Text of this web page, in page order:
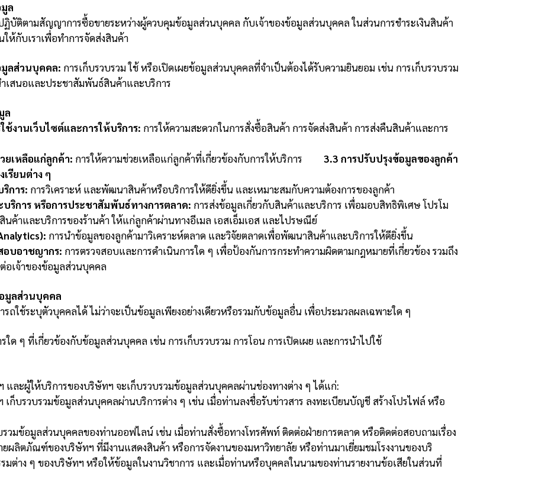
ล
ฏิบัติตามสัญญาการซื้อขายระหว่างผู้ควบคุมข้อมูลส่วนบุคคล กับเจ้าของข้อมูลส่วนบุคคล ในส่วนการชำระเงินสินค้า
ห้กับเราเพื่อทำการจัดส่งสินค้า
มูลส่วนบุคคล: การเก็บรวบรวม ใช้ หรือเปิดเผยข้อมูลส่วนบุคคลที่จำเป็นต้องได้รับความยินยอม เช่น การเก็บรวบรวม
สนอและประชาสัมพันธ์สินค้าและบริการ
ล
งานเว็บไซต์และการให้บริการ: การให้ความสะดวกในการสั่งซื้อสินค้า การจัดส่งสินค้า การส่งคืนสินค้าและการ
ยเหลือแก่ลูกค้า: การให้ความช่วยเหลือแก่ลูกค้าที่เกี่ยวข้องกับการให้บริการ
3.3 การปรับปรุงข้อมูลของลูกค้า
รียนต่าง ๆ
การ: การวิเคราะห์ และพัฒนาสินค้าหรือบริการให้ดียิ่งขึ้น และเหมาะสมกับความต้องการของลูกค้า
การ หรือการประชาสัมพันธ์ทางการตลาด: การส่งข้อมูลเกี่ยวกับสินค้าและบริการ เพื่อมอบสิทธิพิเศษ โปรโม
ค้าและบริการของร้านค้า ให้แก่ลูกค้าผ่านทางอีเมล เอสเอ็มเอส และไปรษณีย์
การนำข้อมูลของลูกค้ามาวิเคราะห์ตลาด และวิจัยตลาดเพื่อพัฒนาสินค้าและบริการให้ดียิ่งขึ้น
อบอาชญากร: การตรวจสอบและการดำเนินการใด ๆ เพื่อป้องกันการกระทำความผิดตามกฎหมายที่เกี่ยวข้อง รวมถึง
อเจ้าของข้อมูลส่วนบุคคล
มูลส่วนบุคคล
ใช้ระบุตัวบุคคลได้ ไม่ว่าจะเป็นข้อมูลเพียงอย่างเดียวหรือรวมกับข้อมูลอื่น เพื่อประมวลผลเฉพาะใด ๆ
ใด ๆ ที่เกี่ยวข้องกับข้อมูลส่วนบุคคล เช่น การเก็บรวบรวม การโอน การเปิดเผย และการนำไปใช้
ละผู้ให้บริการของบริษัทฯ จะเก็บรวบรวมข้อมูลส่วนบุคคลผ่านช่องทางต่าง ๆ ได้แก่:
เก็บรวบรวมข้อมูลส่วนบุคคลผ่านบริการต่าง ๆ เช่น เมื่อท่านลงชื่อรับข่าวสาร ลงทะเบียนบัญชี สร้างโปรไฟล์ หรือ
วมข้อมูลส่วนบุคคลของท่านออฟไลน์ เช่น เมื่อท่านสั่งซื้อทางโทรศัพท์ ติดต่อฝ่ายการตลาด หรือติดต่อสอบถามเรื่อง
ผลิตภัณฑ์ของบริษัทฯ ที่มีงานแสดงสินค้า หรือการจัดงานของมหาวิทยาลัย หรือท่านมาเยี่ยมชมโรงงานของบริ
มต่าง ๆ ของบริษัทฯ หรือให้ข้อมูลในงานวิชาการ และเมื่อท่านหรือบุคคลในนามของท่านรายงานข้อเสียในส่วนที่